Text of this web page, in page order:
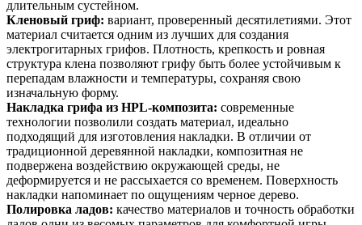
длительным сустейном.
Кленовый гриф: вариант, проверенный десятилетиями. Этот
материал считается одним из лучших для создания
электрогитарных грифов. Плотность, крепкость и ровная
структура клена позволяют грифу быть более устойчивым к
перепадам влажности и температуры, сохраняя свою
изначальную форму.
Накладка грифа из HPL-композита: современные
технологии позволили создать материал, идеально
подходящий для изготовления накладки. В отличии от
традиционной деревянной накладки, композитная не
подвержена воздействию окружающей среды, не
деформируется и не рассыхается со временем. Поверхность
накладки напоминает по ощущениям черное дерево.
Полировка ладов: качество материалов и точность обработки